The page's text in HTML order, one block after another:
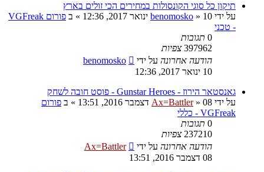
תיקון כל סוגי הקונסולות במחירים הכי זולים בארץ
על ידי
benomosko » 10 ינואר 2017, 12:36 » ב
פורום VGFreak
- טכני
0 תגובות
397962 צפיות
הודעה אחרונה על ידי
benomosko
10 ינואר 2017, 12:36
גאנסטאר הירוז - Gunstar Heroes - פוסט חובה לשחק
על ידי
Ax=Battler» 08 דצמבר 2016, 13:51 » ב פורום
VGFreak - כללי
0 תגובות
237210 צפיות
הודעה אחרונה על ידי
Ax=Battler
08 דצמבר 2016, 13:51